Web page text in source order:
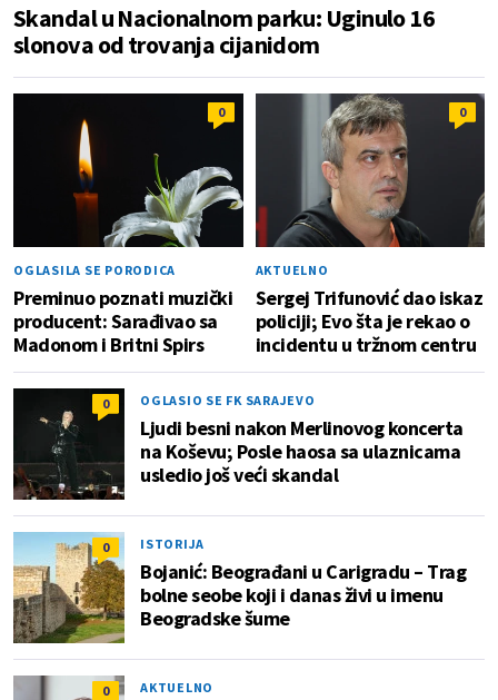
Skandal u Nacionalnom parku: Uginulo 16
slonova od trovanja cijanidom
0
OGLASILA SE PORODICA
Preminuo poznati muzički
producent: Sarađivao sa
Madonom i Britni Spirs
0
AKTUELNO
Sergej Trifunović dao iskaz
policiji; Evo šta je rekao o
incidentu u tržnom centru
0 OGLASIO SE FK SARAJEVO
Ljudi besni nakon Merlinovog koncerta
na Koševu; Posle haosa sa ulaznicama
usledio još veći skandal
0 ISTORIJA
Bojanić: Beograđani u Carigradu – Тrag
bolne seobe koji i danas živi u imenu
Beogradske šume
0 AKTUELNO